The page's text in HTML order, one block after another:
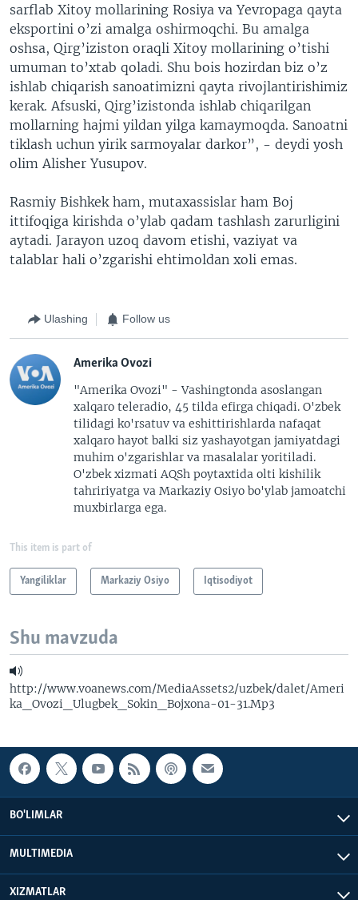
sarflab Xitoy mollarining Rosiya va Yevropaga qayta
eksportini o’zi amalga oshirmoqchi. Bu amalga
oshsa, Qirg’iziston oraqli Xitoy mollarining o’tishi
umuman to’xtab qoladi. Shu bois hozirdan biz o’z
ishlab chiqarish sanoatimizni qayta rivojlantirishimiz
kerak. Afsuski, Qirg’izistonda ishlab chiqarilgan
mollarning hajmi yildan yilga kamaymoqda. Sanoatni
tiklash uchun yirik sarmoyalar darkor”, - deydi yosh
olim Alisher Yusupov.
Rasmiy Bishkek ham, mutaxassislar ham Boj
ittifoqiga kirishda o’ylab qadam tashlash zarurligini
aytadi. Jarayon uzoq davom etishi, vaziyat va
talablar hali o’zgarishi ehtimoldan xoli emas.
Ulashing Follow us
Amerika Ovozi
"Amerika Ovozi" - Vashingtonda asoslangan
xalqaro teleradio, 45 tilda efirga chiqadi. O'zbek
tilidagi ko'rsatuv va eshittirishlarda nafaqat
xalqaro hayot balki siz yashayotgan jamiyatdagi
muhim o'zgarishlar va masalalar yoritiladi.
O'zbek xizmati AQSh poytaxtida olti kishilik
tahririyatga va Markaziy Osiyo bo'ylab jamoatchi
muxbirlarga ega.
This item is part of
Yangiliklar Markaziy Osiyo Iqtisodiyot
Shu mavzuda
http://www.voanews.com/MediaAssets2/uzbek/dalet/Ameri
ka_Ovozi_Ulugbek_Sokin_Bojxona-01-31.Mp3
BO'LIMLAR
MULTIMEDIA
XIZMATLAR